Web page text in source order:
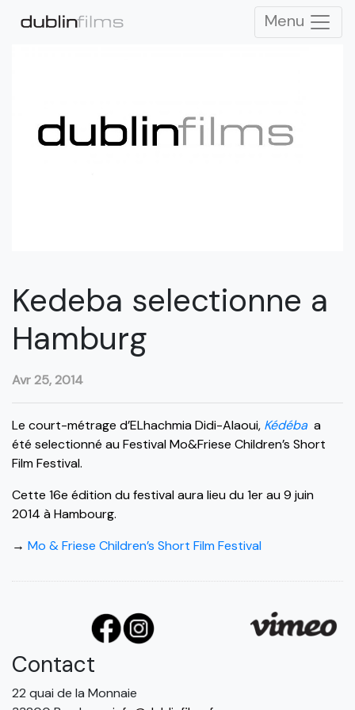
Menu
Kedeba selectionne a
Hamburg
Avr 25, 2014
Le court-métrage d’ELhachmia Didi-Alaoui, Kédéba a
été selectionné au Festival Mo&Friese Children’s Short
Film Festival.
Cette 16e édition du festival aura lieu du 1er au 9 juin
2014 à Hambourg.
→ Mo & Friese Children’s Short Film Festival
Contact
22 quai de la Monnaie